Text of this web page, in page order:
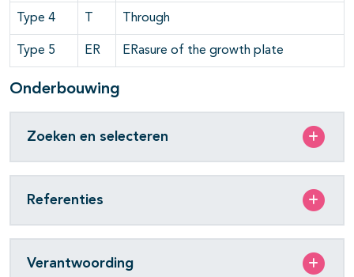
Type 4 Through
Type 5 ER ERasure of the growth plate
Onderbouwing
Zoeken en selecteren
Referenties
Verantwoording